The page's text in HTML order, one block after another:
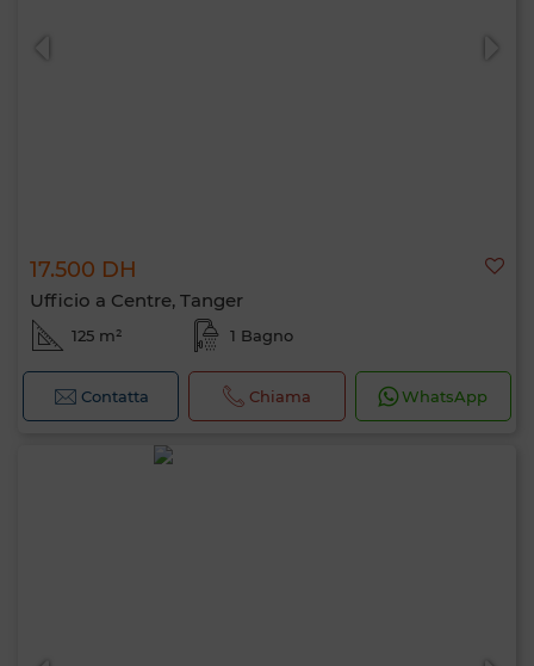
17.500 DH
Ufficio a Centre, Tanger
125 m² 1 Bagno
Contatta Chiama WhatsApp